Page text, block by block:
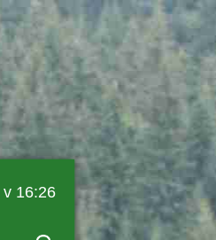
16:26